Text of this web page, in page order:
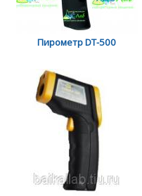
Пирометр DT-500